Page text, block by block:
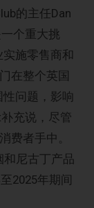
的主任Dan
个重大挑
施零售商和
在整个英国
问题，影响
充说，尽管
费者手中。
和尼古丁产品
2025年期间